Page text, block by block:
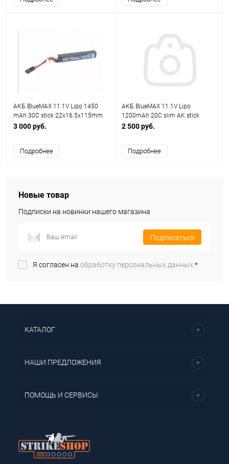
АКБ BlueMAX 11.1V Lipo 1450
mAh 30C stick 22x16.5x115mm
АК-серия под крышку
3 000 руб.
Подробнее
АКБ BlueMAX 11.1V Lipo
1200mAh 20C slim AK stick
15x14x185mm АК-серия под
2 500 руб.
Подробнее
Новые товар
Подписки на новинки нашего магазина
Подписаться
Я согласен на обработку персональных данных.*
КАТАЛОГ
НАШИ ПРЕДЛОЖЕНИЯ
ПОМОЩЬ И СЕРВИСЫ